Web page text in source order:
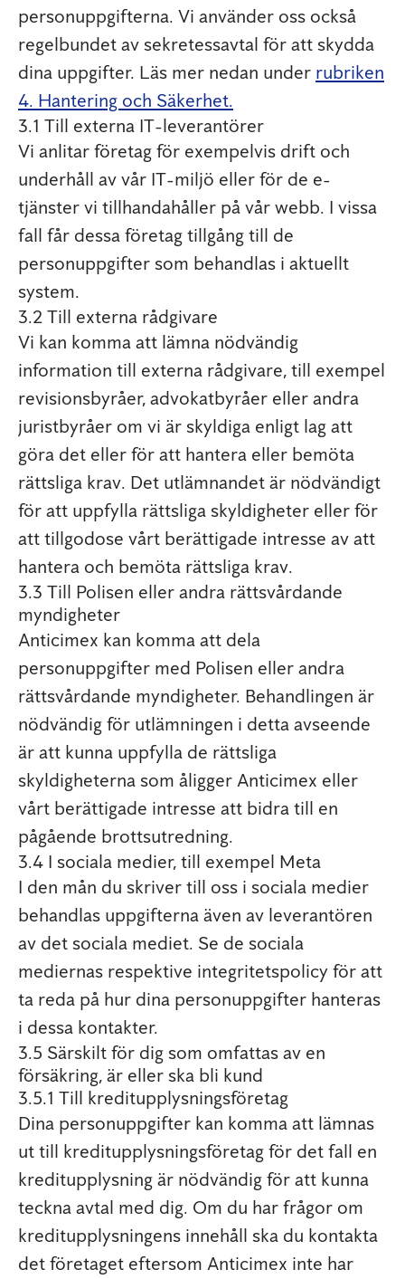
personuppgifterna. Vi använder oss också
regelbundet av sekretessavtal för att skydda
dina uppgifter. Läs mer nedan under rubriken
4. Hantering och Säkerhet.
3.1 Till externa IT-leverantörer
Vi anlitar företag för exempelvis drift och
underhåll av vår IT-miljö eller för de e-
tjänster vi tillhandahåller på vår webb. I vissa
fall får dessa företag tillgång till de
personuppgifter som behandlas i aktuellt
system.
3.2 Till externa rådgivare
Vi kan komma att lämna nödvändig
information till externa rådgivare, till exempel
revisionsbyråer, advokatbyråer eller andra
juristbyråer om vi är skyldiga enligt lag att
göra det eller för att hantera eller bemöta
rättsliga krav. Det utlämnandet är nödvändigt
för att uppfylla rättsliga skyldigheter eller för
att tillgodose vårt berättigade intresse av att
hantera och bemöta rättsliga krav.
3.3 Till Polisen eller andra rättsvårdande
myndigheter
Anticimex kan komma att dela
personuppgifter med Polisen eller andra
rättsvårdande myndigheter. Behandlingen är
nödvändig för utlämningen i detta avseende
är att kunna uppfylla de rättsliga
skyldigheterna som åligger Anticimex eller
vårt berättigade intresse att bidra till en
pågående brottsutredning.
3.4 I sociala medier, till exempel Meta
I den mån du skriver till oss i sociala medier
behandlas uppgifterna även av leverantören
av det sociala mediet. Se de sociala
mediernas respektive integritetspolicy för att
ta reda på hur dina personuppgifter hanteras
i dessa kontakter.
3.5 Särskilt för dig som omfattas av en
försäkring, är eller ska bli kund
3.5.1 Till kreditupplysningsföretag
Dina personuppgifter kan komma att lämnas
ut till kreditupplysningsföretag för det fall en
kreditupplysning är nödvändig för att kunna
teckna avtal med dig. Om du har frågor om
kreditupplysningens innehåll ska du kontakta
det företaget eftersom Anticimex inte har